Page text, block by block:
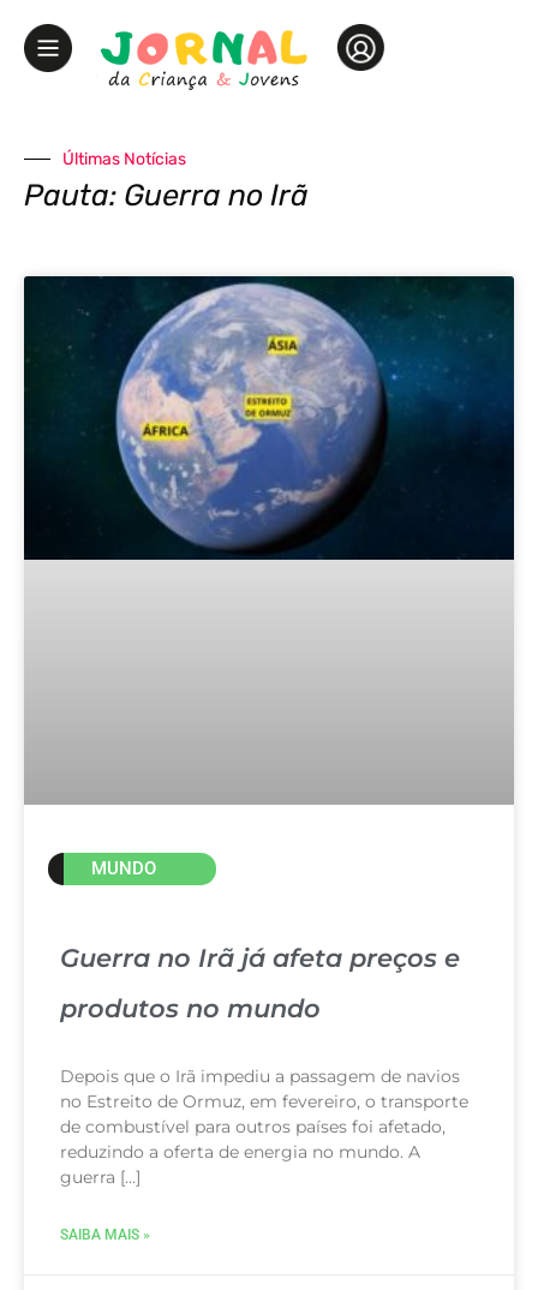
Últimas Notícias
Pauta: Guerra no Irã
MUNDO
Guerra no Irã já afeta preços e
produtos no mundo
Depois que o Irã impediu a passagem de navios
no Estreito de Ormuz, em fevereiro, o transporte
de combustível para outros países foi afetado,
reduzindo a oferta de energia no mundo. A
guerra […]
SAIBA MAIS »